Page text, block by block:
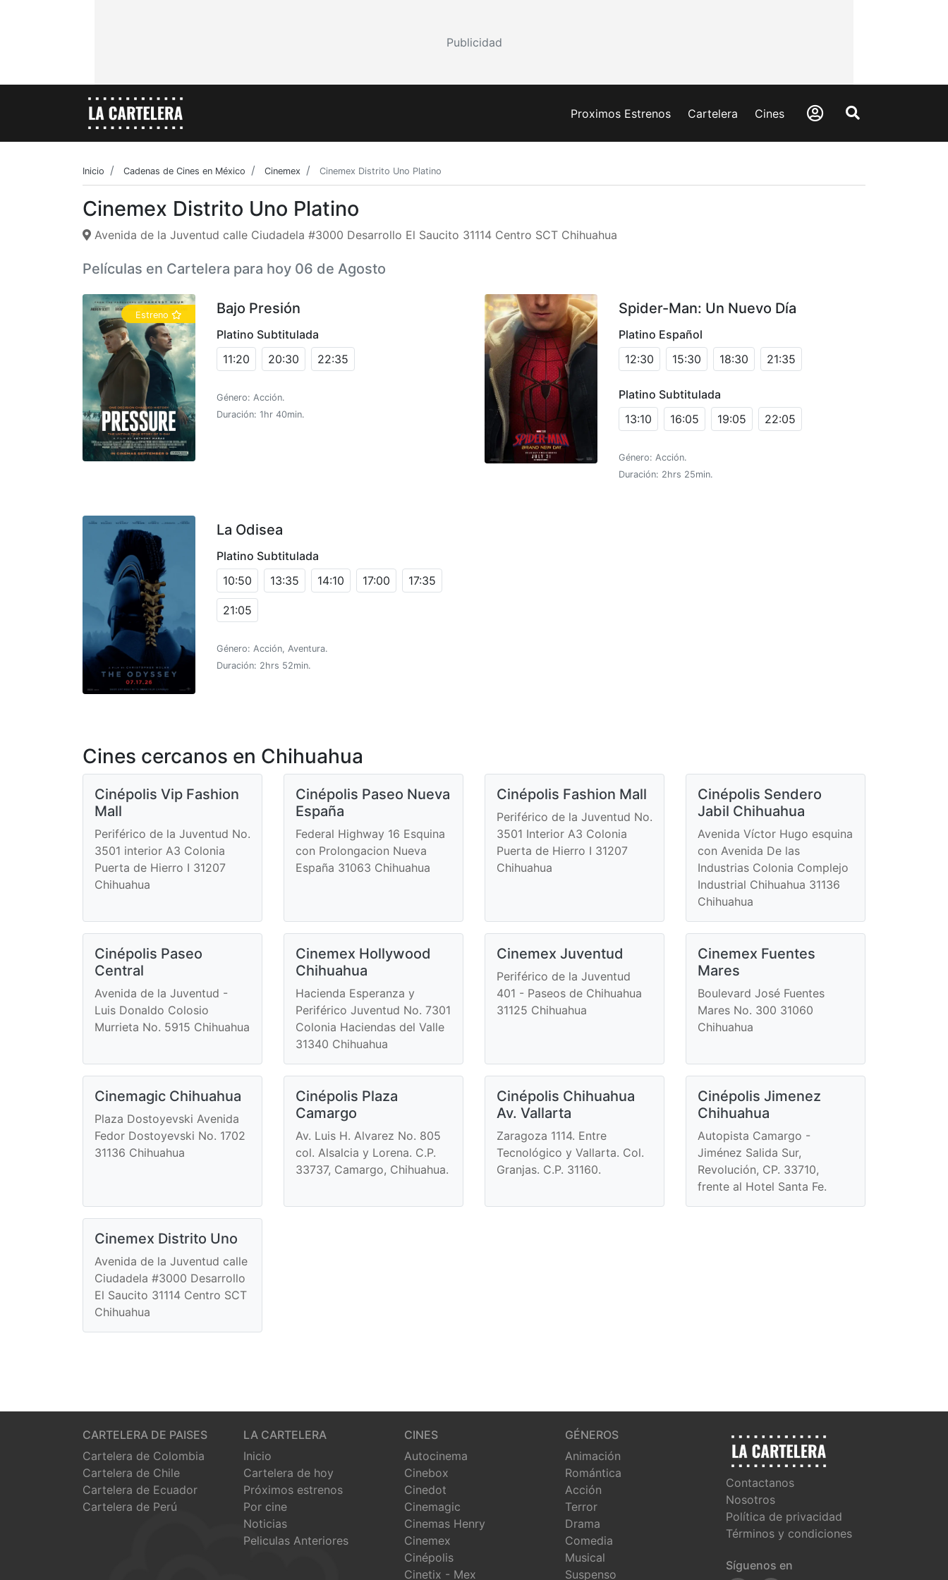
Publicidad
Proximos Estrenos Cartelera Cines
Inicio Cadenas de Cines en México Cinemex Cinemex Distrito Uno Platino
Cinemex Distrito Uno Platino
Avenida de la Juventud calle Ciudadela #3000 Desarrollo El Saucito 31114 Centro SCT Chihuahua
Películas en Cartelera para hoy 06 de Agosto
Estreno Bajo Presión
Platino Subtitulada
11:20
20:30 22:35
Género: Acción.
Duración: 1hr 40min.
Spider-Man: Un Nuevo Día
Platino Español
12:30
15:30 18:30 21:35
Platino Subtitulada
13:10
16:05 19:05 22:05
Género: Acción.
Duración: 2hrs 25min.
La Odisea
Platino Subtitulada
10:50
13:35 14:10 17:00 17:35
21:05
Género: Acción, Aventura.
Duración: 2hrs 52min.
Cines cercanos en Chihuahua
Cinépolis Vip Fashion
Mall
Periférico de la Juventud No.
3501 interior A3 Colonia
Puerta de Hierro I 31207
Chihuahua
Cinépolis Paseo Nueva
España
Federal Highway 16 Esquina
con Prolongacion Nueva
España 31063 Chihuahua
Cinépolis Fashion Mall
Periférico de la Juventud No.
3501 Interior A3 Colonia
Puerta de Hierro I 31207
Chihuahua
Cinépolis Sendero
Jabil Chihuahua
Avenida Víctor Hugo esquina
con Avenida De las
Industrias Colonia Complejo
Industrial Chihuahua 31136
Chihuahua
Cinépolis Paseo
Central
Avenida de la Juventud -
Luis Donaldo Colosio
Murrieta No. 5915 Chihuahua
Cinemex Hollywood
Chihuahua
Hacienda Esperanza y
Periférico Juventud No. 7301
Colonia Haciendas del Valle
31340 Chihuahua
Cinemex Juventud
Periférico de la Juventud
401 - Paseos de Chihuahua
31125 Chihuahua
Cinemex Fuentes
Mares
Boulevard José Fuentes
Mares No. 300 31060
Chihuahua
Cinemagic Chihuahua
Plaza Dostoyevski Avenida
Fedor Dostoyevski No. 1702
31136 Chihuahua
Cinépolis Plaza
Camargo
Av. Luis H. Alvarez No. 805
col. Alsalcia y Lorena. C.P.
33737, Camargo, Chihuahua.
Cinépolis Chihuahua
Av. Vallarta
Zaragoza 1114. Entre
Tecnológico y Vallarta. Col.
Granjas. C.P. 31160.
Cinépolis Jimenez
Chihuahua
Autopista Camargo -
Jiménez Salida Sur,
Revolución, CP. 33710,
frente al Hotel Santa Fe.
Cinemex Distrito Uno
Avenida de la Juventud calle
Ciudadela #3000 Desarrollo
El Saucito 31114 Centro SCT
Chihuahua
CARTELERA DE PAISES
Cartelera de Colombia
Cartelera de Chile
Cartelera de Ecuador
Cartelera de Perú
LA CARTELERA
Inicio
Cartelera de hoy
Próximos estrenos
Por cine
Noticias
Peliculas Anteriores
CINES
Autocinema
Cinebox
Cinedot
Cinemagic
Cinemas Henry
Cinemex
Cinépolis
Cinetix - Mex
GÉNEROS
Animación
Romántica
Acción
Terror
Drama
Comedia
Musical
Suspenso
Contactanos
Nosotros
Política de privacidad
Términos y condiciones
Síguenos en